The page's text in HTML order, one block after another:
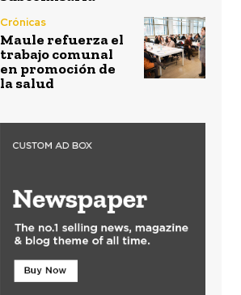
Crónicas
Maule refuerza el
trabajo comunal
en promoción de
la salud